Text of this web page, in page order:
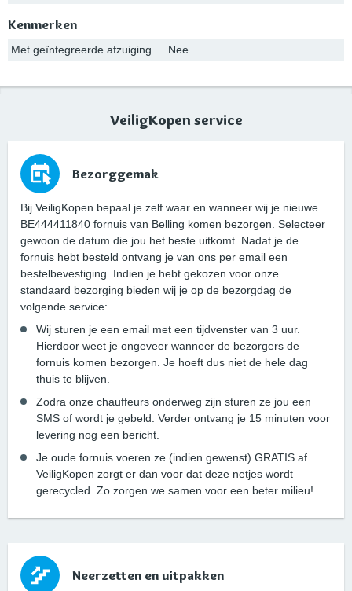
Kenmerken
Met geïntegreerde afzuiging Nee
VeiligKopen service
Bezorggemak
Bij VeiligKopen bepaal je zelf waar en wanneer wij je nieuwe
BE444411840 fornuis van Belling komen bezorgen. Selecteer
gewoon de datum die jou het beste uitkomt. Nadat je de
fornuis hebt besteld ontvang je van ons per email een
bestelbevestiging. Indien je hebt gekozen voor onze
standaard bezorging bieden wij je op de bezorgdag de
volgende service:
Wij sturen je een email met een tijdvenster van 3 uur.
Hierdoor weet je ongeveer wanneer de bezorgers de
fornuis komen bezorgen. Je hoeft dus niet de hele dag
thuis te blijven.
Zodra onze chauffeurs onderweg zijn sturen ze jou een
SMS of wordt je gebeld. Verder ontvang je 15 minuten voor
levering nog een bericht.
Je oude fornuis voeren ze (indien gewenst) GRATIS af.
VeiligKopen zorgt er dan voor dat deze netjes wordt
gerecycled. Zo zorgen we samen voor een beter milieu!
Neerzetten en uitpakken